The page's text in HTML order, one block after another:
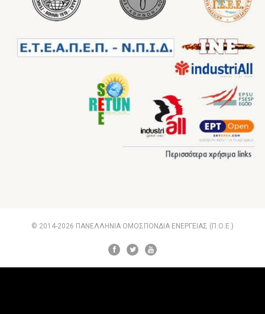
© 2014-2026 ΠΑΝΕΛΛΗΝΙΑ ΟΜΟΣΠΟΝΔΙΑ ΕΝΕΡΓΕΙΑΣ (Π.Ο.Ε.)